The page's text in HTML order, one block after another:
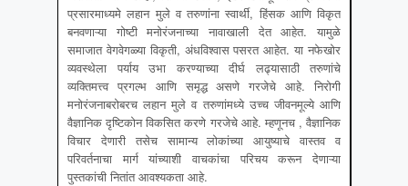
प्रसारमाध्यमे लहान मुले व तरुणांना स्वार्थी, हिंसक आणि विकृत
बनवणाऱ्या गोष्टी मनोरंजनाच्या नावाखाली देत आहेत. यामुळे
समाजात वेगवेगळ्या विकृती, अंधविश्वास पसरत आहेत. या नफेखोर
व्यवस्थेला पर्याय उभा करण्याच्या दीर्घ लढ्यासाठी तरुणांचे
व्यक्तिमत्त्व प्रगल्भ आणि समृद्ध असणे गरजेचे आहे. निरोगी
मनोरंजनाबरोबरच लहान मुले व तरुणांमध्ये उच्च जीवनमूल्ये आणि
वैज्ञानिक दृष्टिकोन विकसित करणे गरजेचे आहे. म्हणूनच , वैज्ञानिक
विचार देणारी तसेच सामान्य लोकांच्या आयुष्याचे वास्तव व
परिवर्तनाचा मार्ग यांच्याशी वाचकांचा परिचय करून देणाऱ्या
पुस्तकांची नितांत आवश्यकता आहे.